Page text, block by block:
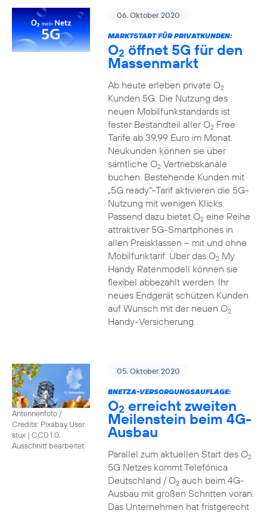
06. Oktober 2020
MARKTSTART FÜR PRIVATKUNDEN:
O2 öffnet 5G für den
Massenmarkt
Ab heute erleben private O2
Kunden 5G: Die Nutzung des
neuen Mobilfunkstandards ist
fester Bestandteil aller O2Free
Tarife ab 39,99 Euro im Monat.
Neukunden können sie über
sämtliche O2Vertriebskanäle
buchen. Bestehende Kunden mit
„5G ready“-Tarif aktivieren die 5G-
Nutzung mit wenigen Klicks.
Passend dazu bietet O2eine Reihe
attraktiver 5G-Smartphones in
allen Preisklassen – mit und ohne
Mobilfunktarif. Über das O2My
Handy Ratenmodell können sie
flexibel abbezahlt werden. Ihr
neues Endgerät schützen Kunden
auf Wunsch mit der neuen O2
Handy-Versicherung.
Antennenfoto /
Credits: Pixabay User
stux | CC0 1.0,
Ausschnitt bearbeitet
05. Oktober 2020
BNETZA-VERSORGUNGSAUFLAGE:
O2 erreicht zweiten
Meilenstein beim 4G-
Ausbau
Parallel zum aktuellen Start des O2
5G Netzes kommt Telefónica
Deutschland / O2auch beim 4G-
Ausbau mit großen Schritten voran.
Das Unternehmen hat fristgerecht